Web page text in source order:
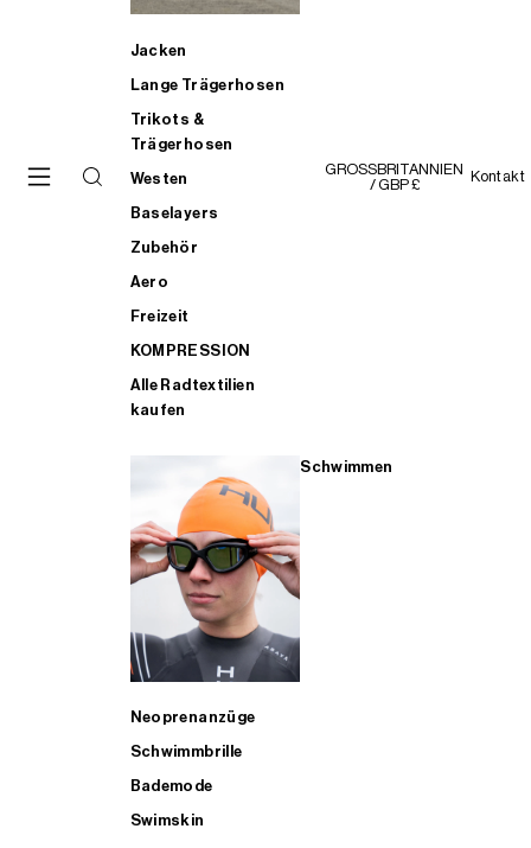
Jacken
Lange Trägerhosen
Trikots &
Trägerhosen
Westen
Baselayers
Zubehör
Aero
Freizeit
KOMPRESSION
Alle Radtextilien
kaufen
Schwimmen
Neoprenanzüge
Schwimmbrille
Bademode
Swimskin
GROSSBRITANNIEN
/ GBP £
Kontakt